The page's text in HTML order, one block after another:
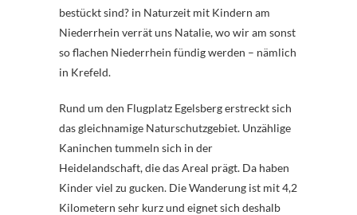
bestückt sind? in Naturzeit mit Kindern am
Niederrhein verrät uns Natalie, wo wir am sonst
so flachen Niederrhein fündig werden – nämlich
in Krefeld.
Rund um den Flugplatz Egelsberg erstreckt sich
das gleichnamige Naturschutzgebiet. Unzählige
Kaninchen tummeln sich in der
Heidelandschaft, die das Areal prägt. Da haben
Kinder viel zu gucken. Die Wanderung ist mit 4,2
Kilometern sehr kurz und eignet sich deshalb